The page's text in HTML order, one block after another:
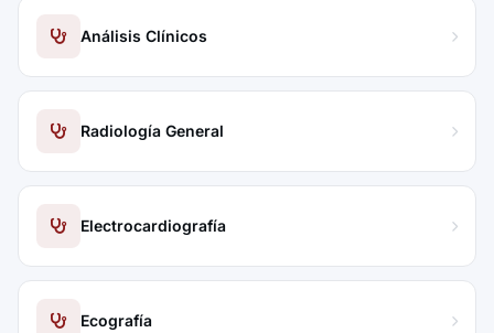
Análisis Clínicos
Radiología General
Electrocardiografía
Ecografía